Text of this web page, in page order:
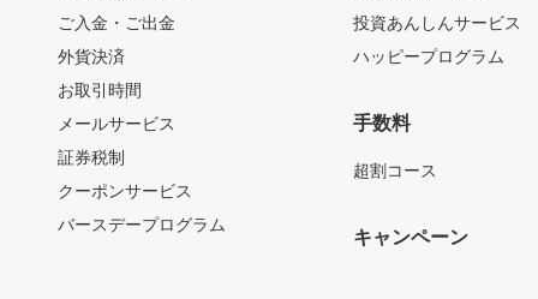
ご入金・ご出金
外貨決済
お取引時間
メールサービス
証券税制
クーポンサービス
バースデープログラム
投資あんしんサービス
ハッピープログラム
手数料
超割コース
キャンペーン